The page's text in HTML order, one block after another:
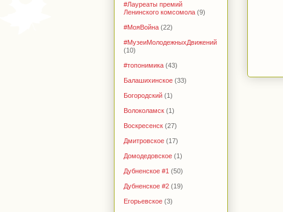
#Лауреаты премий
Ленинского комсомола (9)
#МояВойна (22)
#МузеиМолодежныхДвижений
(10)
#топонимика (43)
Балашихинское (33)
Богородский (1)
Волоколамск (1)
Воскресенск (27)
Дмитровское (17)
Домодедовское (1)
Дубненское #1 (50)
Дубненское #2 (19)
Егорьевское (3)